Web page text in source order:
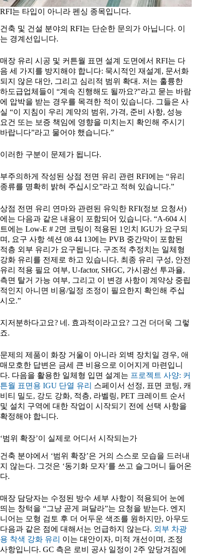
RFI는 타입이 아니라 펜싱 종목입니다.
건축 및 건설 분야의 RFI는 단순한 문의가 아닙니다. 이
는 경계선입니다.
매장 유리 시공 및 커튼월 표면 설계 도면에서 RFI는 다
음 세 가지를 방지해야 합니다: 묵시적인 재설계, 문서화
되지 않은 대안, 그리고 심리적 범위 확대. 저는 훌륭한
하도급업체들이 “계속 진행해도 될까요?”라고 묻는 바람
에 압박을 받는 경우를 목격한 적이 있습니다. 그들은 사
실 “이 지침이 우리 계약의 범위, 가격, 준비 사항, 성능
요건 또는 보증 책임에 영향을 미치는지 확인해 주시기
바랍니다”라고 물어야 했습니다.”
이러한 구분이 문제가 됩니다.
부주의하게 작성된 상점 전면 유리 관련 RFI에는 “유리
종류를 명확히 밝혀 주십시오”라고 적혀 있습니다.”
상점 전면 유리 연마와 관련된 유익한 RFI(정보 요청서)
에는 다음과 같은 내용이 포함되어 있습니다. “A-604 시
트에는 Low-E # 2면 코팅이 적용된 1인치 IGU가 요구되
며, 요구 사항 섹션 08 44 13에는 PVB 중간막이 포함된
적층 외부 유리가 요구됩니다. 구조적 추정치는 일체형
강화 유리를 전제로 하고 있습니다. 최종 유리 구성, 안전
유리 적용 필요 여부, U-factor, SHGC, 가시광선 투과율,
측면 탈거 가능 여부, 그리고 이 변경 사항이 계약상 중립
적인지 아니면 비용/일정 조정이 필요한지 확인해 주십
시오.”
지저분하다고요? 네. 효과적이라고요? 그건 더더욱 그렇
죠.
문제의 제품이 화장 거울이 아니라 외벽 장치일 경우, 애
매모호한 답변은 금세 큰 비용으로 이어지게 마련입니
다. 다음을 활용한 일체형 입면 설계는 프로젝트 사양: 커
튼월 표면용 IGU 단열 유리 스페이서 선정, 표면 코팅, 캐
비티 밀도, 강도 강화, 적층, 라벨링, PET 크레이트 순서
및 설치 구역에 대한 작업이 시작되기 전에 선택 사항을
확정해야 합니다.
‘범위 확장’이 실제로 어디서 시작되는가
건축 분야에서 ‘범위 확장’은 거의 스스로 모습을 드러내
지 않는다. 그것은 ‘동기화 모자’를 쓰고 슬그머니 들어온
다.
매장 담당자는 수정된 방수 세부 사항이 적용되어 눈에
띄는 창턱을 “그냥 곧게 펴달라”는 요청을 받는다. 엔지
니어는 모형 검토 후 더 어두운 색조를 원하지만, 아무도
다음과 같은 점에 대해서는 언급하지 않는다. 외부 차광
용 착색 강화 유리 이는 대안이자, 미적 개선이며, 조정
사항입니다. GC 측은 로비 공사 일정이 2주 앞당겨짐에